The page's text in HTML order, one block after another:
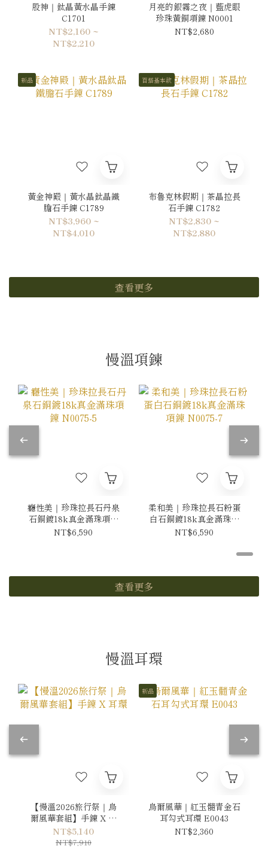
股神｜鈦晶黃水晶手鍊
C1701
NT$2,160 ~
NT$2,210
月亮的銀霧之夜｜藍虎眼
珍珠黃銅項鍊 N0001
NT$2,680
新品
黃金神殿｜黃水晶鈦晶鐵
膽石手鍊 C1789
NT$3,960 ~
NT$4,010
百搭基本款
布魯克林假期｜茶晶拉長
石手鍊 C1782
NT$2,830 ~
NT$2,880
查看更多
慢溫項鍊
癮性美｜珍珠拉長石丹泉
石銅鍍18k真金滿珠項鍊
N0075-5
NT$6,590
柔和美｜珍珠拉長石粉蛋
白石銅鍍18k真金滿珠項
鍊 N0075-7
NT$6,590
查看更多
慢溫耳環
【慢溫2026旅行祭｜烏
爾風華套組】手鍊 X 耳
環
NT$5,140
NT$7,910
新品
烏爾風華｜紅玉髓青金石
耳勾式耳環 E0043
NT$2,360